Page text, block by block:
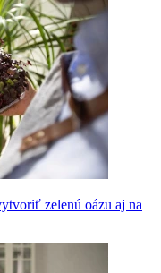
zelenú oázu aj na